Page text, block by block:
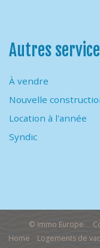
Autres
À vendre
Nouvelle
Location à l'année
Syndic
© Immo Europe
Home
Logements de